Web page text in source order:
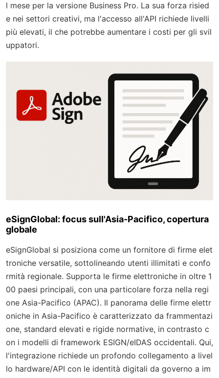
l mese per la versione Business Pro. La sua forza risied
e nei settori creativi, ma l'accesso all'API richiede livelli
più elevati, il che potrebbe aumentare i costi per gli svil
uppatori.
eSignGlobal: focus sull'Asia-Pacifico, copertura
globale
eSignGlobal si posiziona come un fornitore di firme elet
troniche versatile, sottolineando utenti illimitati e confo
rmità regionale. Supporta le firme elettroniche in oltre 1
00 paesi principali, con una particolare forza nella regi
one Asia-Pacifico (APAC). Il panorama delle firme elettr
oniche in Asia-Pacifico è caratterizzato da frammentazi
one, standard elevati e rigide normative, in contrasto c
on i modelli di framework ESIGN/eIDAS occidentali. Qui,
l'integrazione richiede un profondo collegamento a livel
lo hardware/API con le identità digitali da governo a im